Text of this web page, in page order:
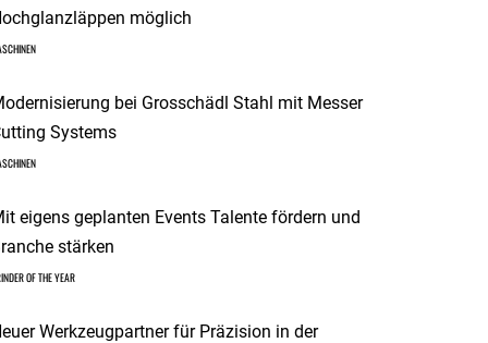
möglich
bei Grosschädl Stahl mit Messer
Systems
eigens geplanten Events Talente fördern und
stärken
OF THE YEAR
Werkzeugpartner für Präzision in der